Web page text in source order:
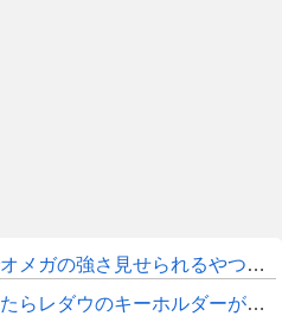
の強さ見せられるやつ一番すき
のキーホルダーが100円で売ってて草